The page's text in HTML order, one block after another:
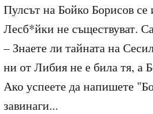
Пулсът на Бойко Борисов се
Лесб*йки не съществуват.
– Знаете ли тайната на
ни от Либия не е била тя, а
Ако успеете да напишете
завинаги...